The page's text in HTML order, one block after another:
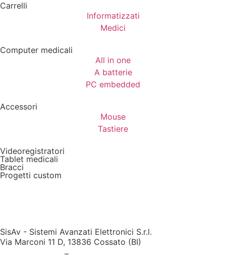
Carrelli
Informatizzati
Medici
Computer medicali
All in one
A batterie
PC embedded
Accessori
Mouse
Tastiere
Videoregistratori
Tablet medicali
Bracci
Progetti custom
SisAv - Sistemi Avanzati Elettronici S.r.l.
Via Marconi 11 D, 13836 Cossato (BI)
–